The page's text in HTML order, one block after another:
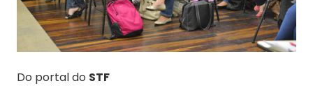
Do portal do STF